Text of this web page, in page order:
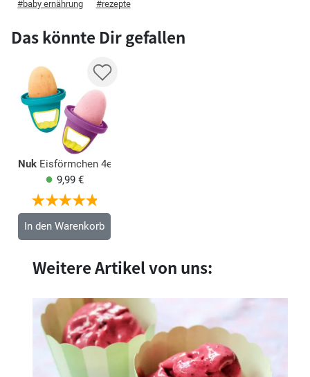
baby ernährung rezepte
Das könnte Dir gefallen
Nuk Eisförmchen 4er Pack
9,99 €
In den Warenkorb
Weitere Artikel von uns: